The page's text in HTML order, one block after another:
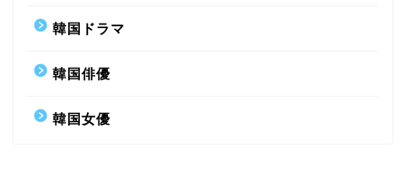
韓国ドラマ
韓国俳優
韓国女優